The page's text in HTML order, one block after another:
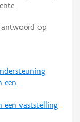
op
een
een vaststelling